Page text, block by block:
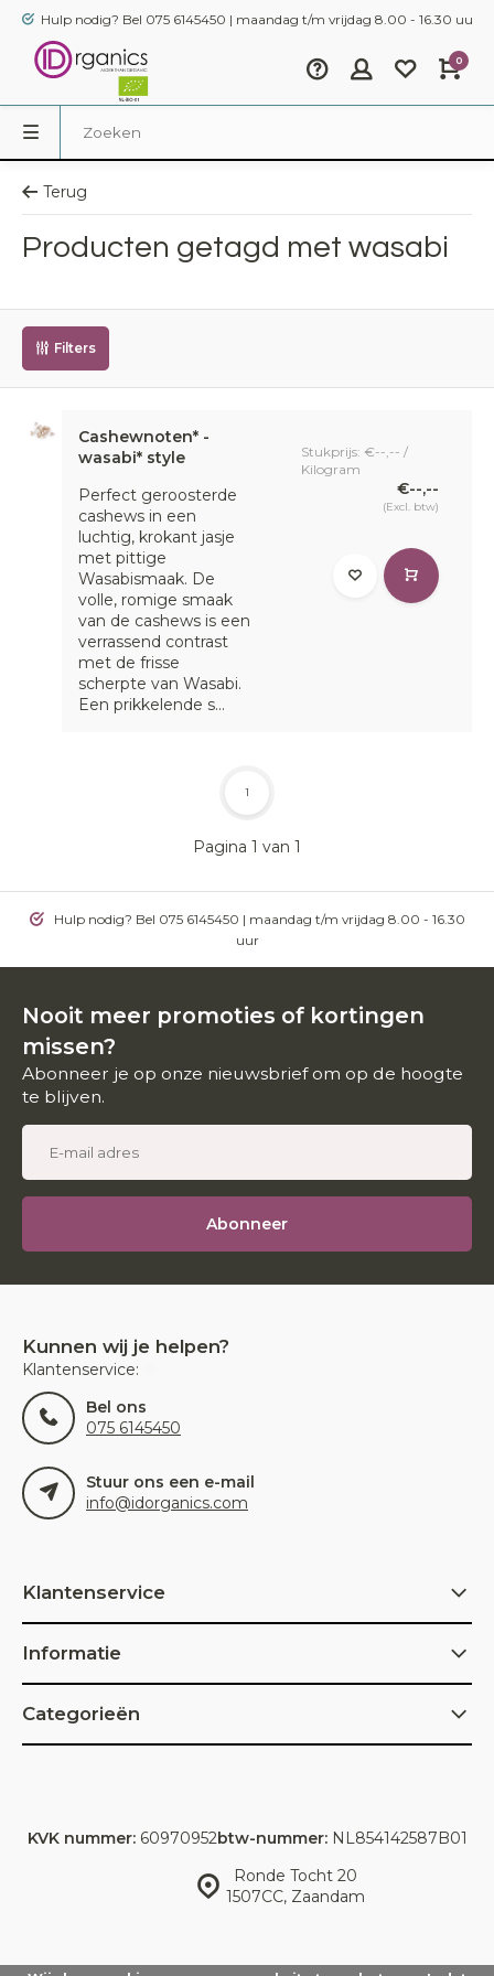
Hulp nodig? Bel 075 6145450 | maandag t/m vrijdag 8.00 - 16.30 uur
0
Terug
Producten getagd met wasabi
Filters
Cashewnoten* -
wasabi* style
Perfect geroosterde
cashews in een
luchtig, krokant jasje
met pittige
Wasabismaak. De
volle, romige smaak
van de cashews is een
verrassend contrast
met de frisse
scherpte van Wasabi.
Een prikkelende s...
Stukprijs: €--,-- /
Kilogram
€--,--
(Excl. btw)
Pagina 1 van 1
1
Hulp nodig? Bel 075 6145450 | maandag t/m vrijdag 8.00 - 16.30
uur
Nooit meer promoties of kortingen
missen?
Abonneer je op onze nieuwsbrief om op de hoogte
te blijven.
Abonneer
Kunnen wij je helpen?
Klantenservice:
Bel ons
075 6145450
Stuur ons een e-mail
info@idorganics.com
Klantenservice
Informatie
Categorieën
Ronde Tocht 20
1507CC, Zaandam
KVK nummer:60970952btw-nummer:NL854142587B01